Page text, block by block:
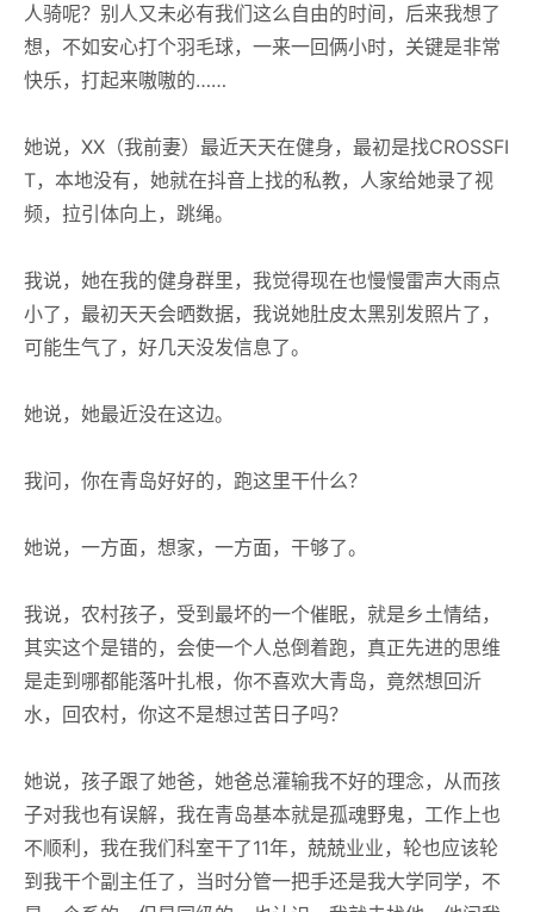
人骑呢？别人又未必有我们这么自由的时间，后来我想了
想，不如安心打个羽毛球，一来一回俩小时，关键是非常
快乐，打起来嗷嗷的……
她说，XX（我前妻）最近天天在健身，最初是找CROSSFI
T，本地没有，她就在抖音上找的私教，人家给她录了视
频，拉引体向上，跳绳。
我说，她在我的健身群里，我觉得现在也慢慢雷声大雨点
小了，最初天天会晒数据，我说她肚皮太黑别发照片了，
可能生气了，好几天没发信息了。
她说，她最近没在这边。
我问，你在青岛好好的，跑这里干什么？
她说，一方面，想家，一方面，干够了。
我说，农村孩子，受到最坏的一个催眠，就是乡土情结，
其实这个是错的，会使一个人总倒着跑，真正先进的思维
是走到哪都能落叶扎根，你不喜欢大青岛，竟然想回沂
水，回农村，你这不是想过苦日子吗？
她说，孩子跟了她爸，她爸总灌输我不好的理念，从而孩
子对我也有误解，我在青岛基本就是孤魂野鬼，工作上也
不顺利，我在我们科室干了11年，兢兢业业，轮也应该轮
到我干个副主任了，当时分管一把手还是我大学同学，不